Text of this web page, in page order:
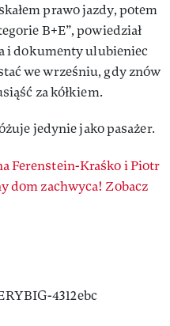
prawo jazdy, potem
B+E”, powiedział
i dokumenty ulubieniec
we wrześniu, gdy znów
za kółkiem.
jedynie jako pasażer.
Ferenstein-Kraśko i Piotr
dom zachwyca! Zobacz